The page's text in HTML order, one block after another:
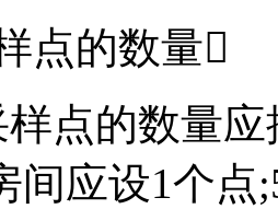
的数量
的数量应
间应设1个点